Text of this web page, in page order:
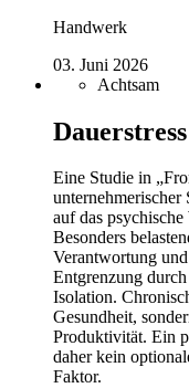
Handwerk
03. Juni 2026
Achtsam
Eine Studie in
unternehmerischer
auf das
Besonders
Verantwortung
Entgrenzung
Isolation.
Gesundheit,
Produktivität. Ein
daher kein
Faktor.